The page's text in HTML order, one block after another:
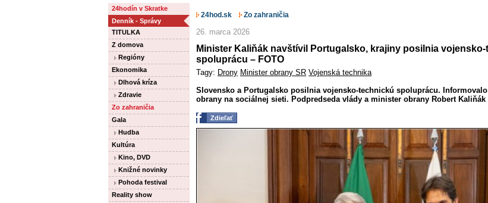
24hodín v Skratke
Denník - Správy
TITULKA
Z domova
Regióny
Ekonomika
Dlhová kríza
Zdravie
Zo zahraničia
Gala
Hudba
Kultúra
Kino, DVD
Knižné novinky
Pohoda festival
Reality show
24hod.sk Zo zahraničia
26. marca 2026
Minister Kaliňák navštívil Portugalsko, krajiny posilnia
spoluprácu – FOTO
Tagy: Drony Minister obrany SR Vojenská technika
Slovensko a Portugalsko posilnia vojensko-technickú spoluprácu.
obrany na sociálnej sieti. Podpredseda vlády a minister obrany Robert Kaliňák
Zdieľať